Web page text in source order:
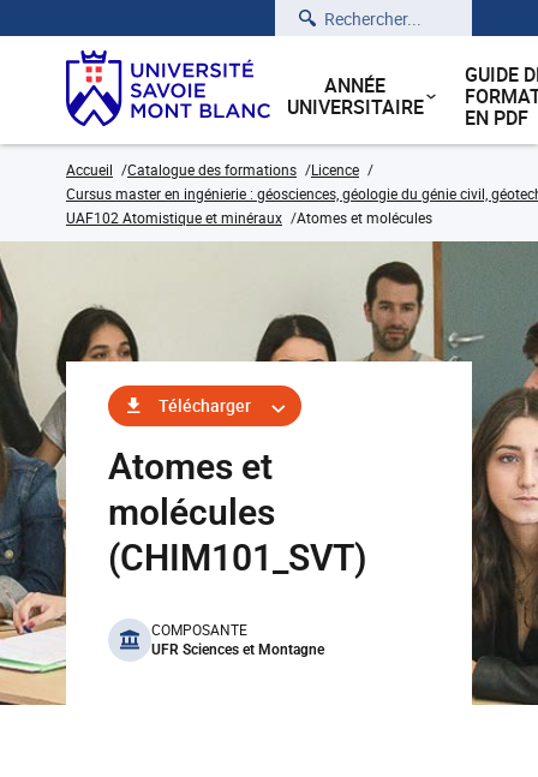
Rechercher
ANNÉE
UNIVERSITAIRE
GUIDE
EN PDF
Accueil Catalogue des formations
Licence
Cursus master en ingénierie : géosciences, géologie du génie civil,
UAF102 Atomistique et minéraux
Atomes et molécules
Télécharger
Atomes et
molécules
(CHIM101_SVT)
benefits
COMPOSANTE
UFR Sciences et Montagne